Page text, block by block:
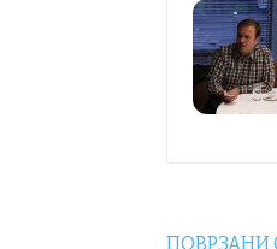
ПОВРЗАНИ